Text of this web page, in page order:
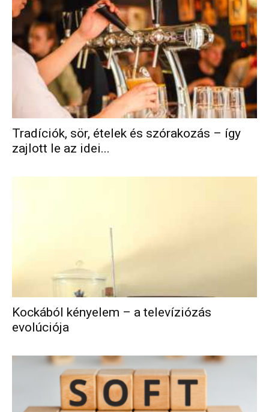
Tradíciók, sör, ételek és szórakozás – így
zajlott le az idei...
Kockából kényelem – a televíziózás
evolúciója